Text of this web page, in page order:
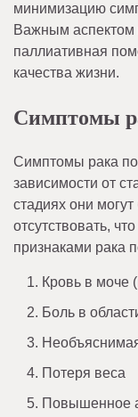
минимизацию
Важным аспектом
паллиативная
качества жизни.
Симптомы
Симптомы рака
зависимости от
стадиях они
отсутствовать,
признаками рака
Кровь в моче
Боль в
Потеря веса
Повышенное